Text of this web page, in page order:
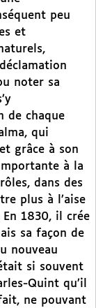
peu
et
noter sa
de chaque
qui
grâce à son
à la
dans des
plus à l’aise
1830, il crée
sa façon de
nouveau
si souvent
Quint qu’il
ne pouvant